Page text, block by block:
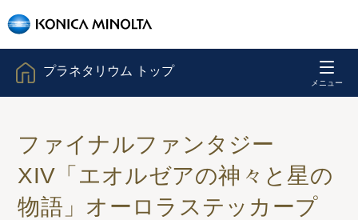
プラネタリウム トップ
ファイナルファンタジー
XIV「エオルゼアの神々と星の
物語」オーロラステッカープ